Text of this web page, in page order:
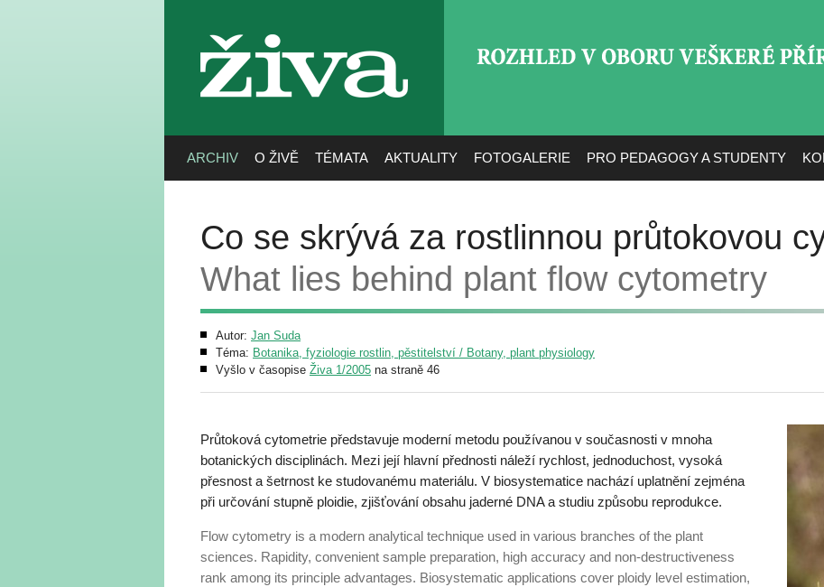
živa
ARCHIV O ŽIVĚ TÉMATA AKTUALITY FOTOGALERIE PRO PEDAGOGY A STUDENTY
Co se skrývá za rostlinnou průtokovou
What lies behind plant flow cytometry
Autor: Jan Suda
Téma: Botanika, fyziologie rostlin, pěstitelství / Botany, plant physiology
Vyšlo v časopise Živa 1/2005 na straně 46
Průtoková cytometrie představuje moderní metodu používanou v současnosti v mnoha
botanických disciplinách. Mezi její hlavní přednosti náleží rychlost, jednoduchost, vysoká
přesnost a šetrnost ke studovanému materiálu. V biosystematice nachází uplatnění zejména
při určování stupně ploidie, zjišťování obsahu jaderné DNA a studiu způsobu reprodukce.
Flow cytometry is a modern analytical technique used in various branches of the plant
sciences. Rapidity, convenient sample preparation, high accuracy and non-destructiveness
rank among its principle advantages. Biosystematic applications cover ploidy level estimation,